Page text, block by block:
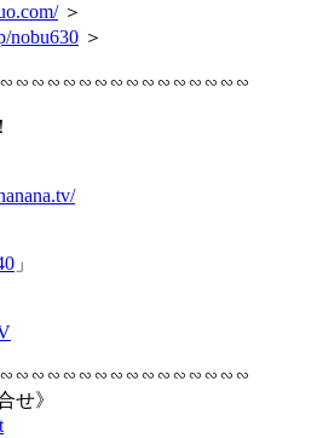
＞
nobu630 ＞
」
せ》